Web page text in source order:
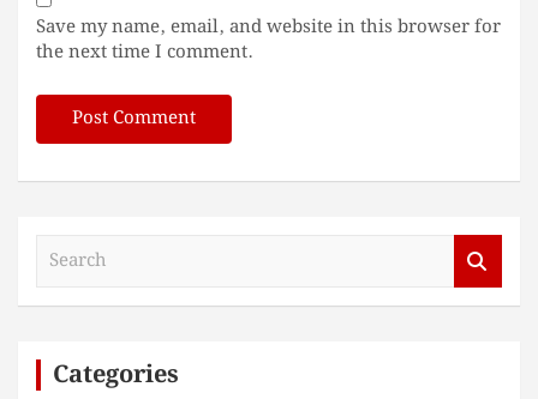
Save my name, email, and website in this browser for
the next time I comment.
Categories